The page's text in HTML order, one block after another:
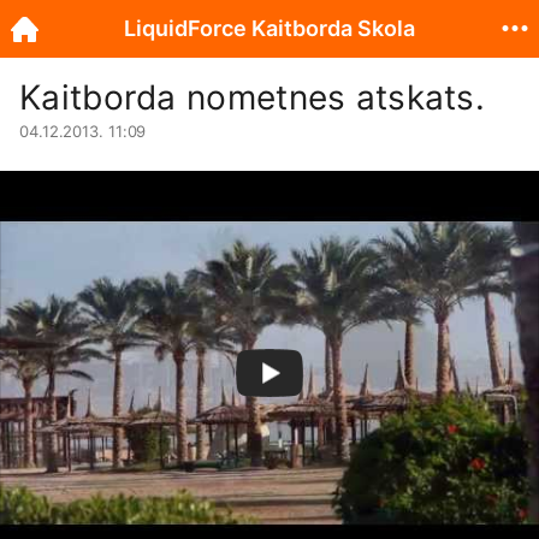
Kaitborda nometnes atskats.
04.12.2013. 11:09
LiquidForce Kaitborda Skola